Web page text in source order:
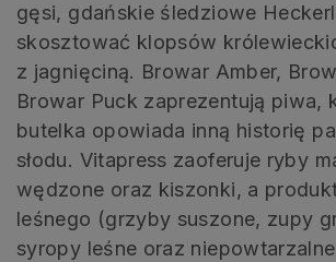
gęsi, gdańskie śledziowe
skosztować klopsów
z jagnięciną. Browar Amber,
Browar Puck zaprezentują piwa,
butelka opowiada inną historię
słodu. Vitapress zaoferuje ryby
wędzone oraz kiszonki, a
leśnego (grzyby suszone, zupy
syropy leśne oraz